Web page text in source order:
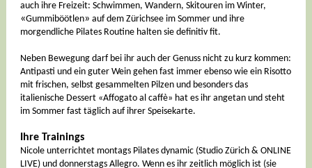
auch ihre Freizeit: Schwimmen, Wandern, Skitouren im Winter,
«Gummiböötlen» auf dem Zürichsee im Sommer und ihre
morgendliche Pilates Routine halten sie definitiv fit.
Neben Bewegung darf bei ihr auch der Genuss nicht zu kurz kommen:
Antipasti und ein guter Wein gehen fast immer ebenso wie ein Risotto
mit frischen, selbst gesammelten Pilzen und besonders das
italienische Dessert «Affogato al caffè» hat es ihr angetan und steht
im Sommer fast täglich auf ihrer Speisekarte.
Ihre Trainings
Nicole unterrichtet montags Pilates dynamic (Studio Zürich & ONLINE
LIVE) und donnerstags Allegro. Wenn es ihr zeitlich möglich ist (sie